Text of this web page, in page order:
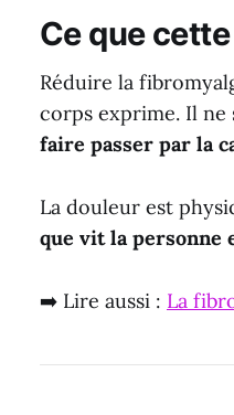
Ce que
Réduire la
corps exprime. Il ne
faire passer par la
La douleur est
que vit la personne
➡️ Lire aussi : La